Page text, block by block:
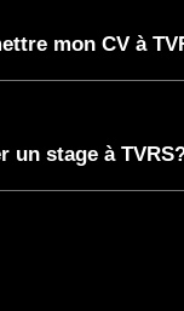
mon CV à
un stage à